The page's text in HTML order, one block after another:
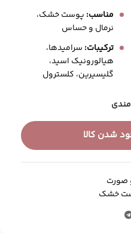
مناسب: پوست خشک،
نرمال و حساس
ترکیبات: سرامیدها،
هیالورونیک اسید،
گلیسیرین، کلسترول
مندی
شدن کالا
خشک